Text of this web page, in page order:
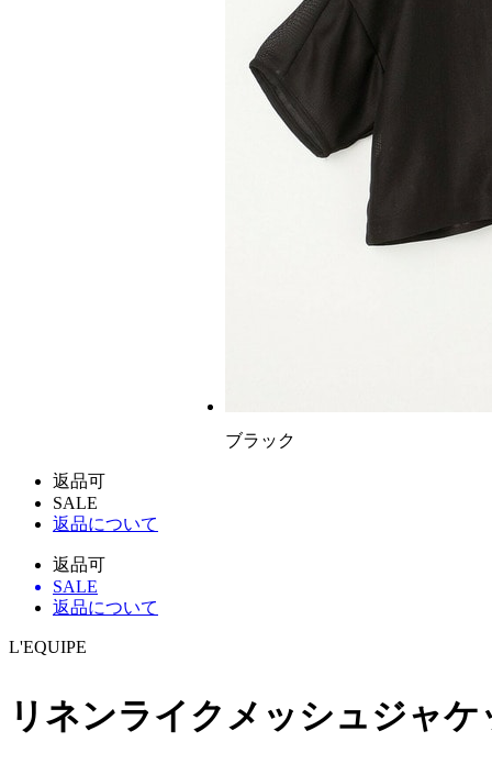
ブラック
返品可
SALE
返品について
返品可
SALE
返品について
L'EQUIPE
リネンライクメッシュジャケ